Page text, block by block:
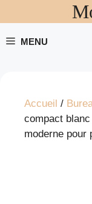
au
contenuMENU
Accueil /
compact
moderne pour